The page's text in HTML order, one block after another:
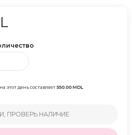
этот день составляет550.00MDL
ПРОВЕРЬ НАЛИЧИЕ